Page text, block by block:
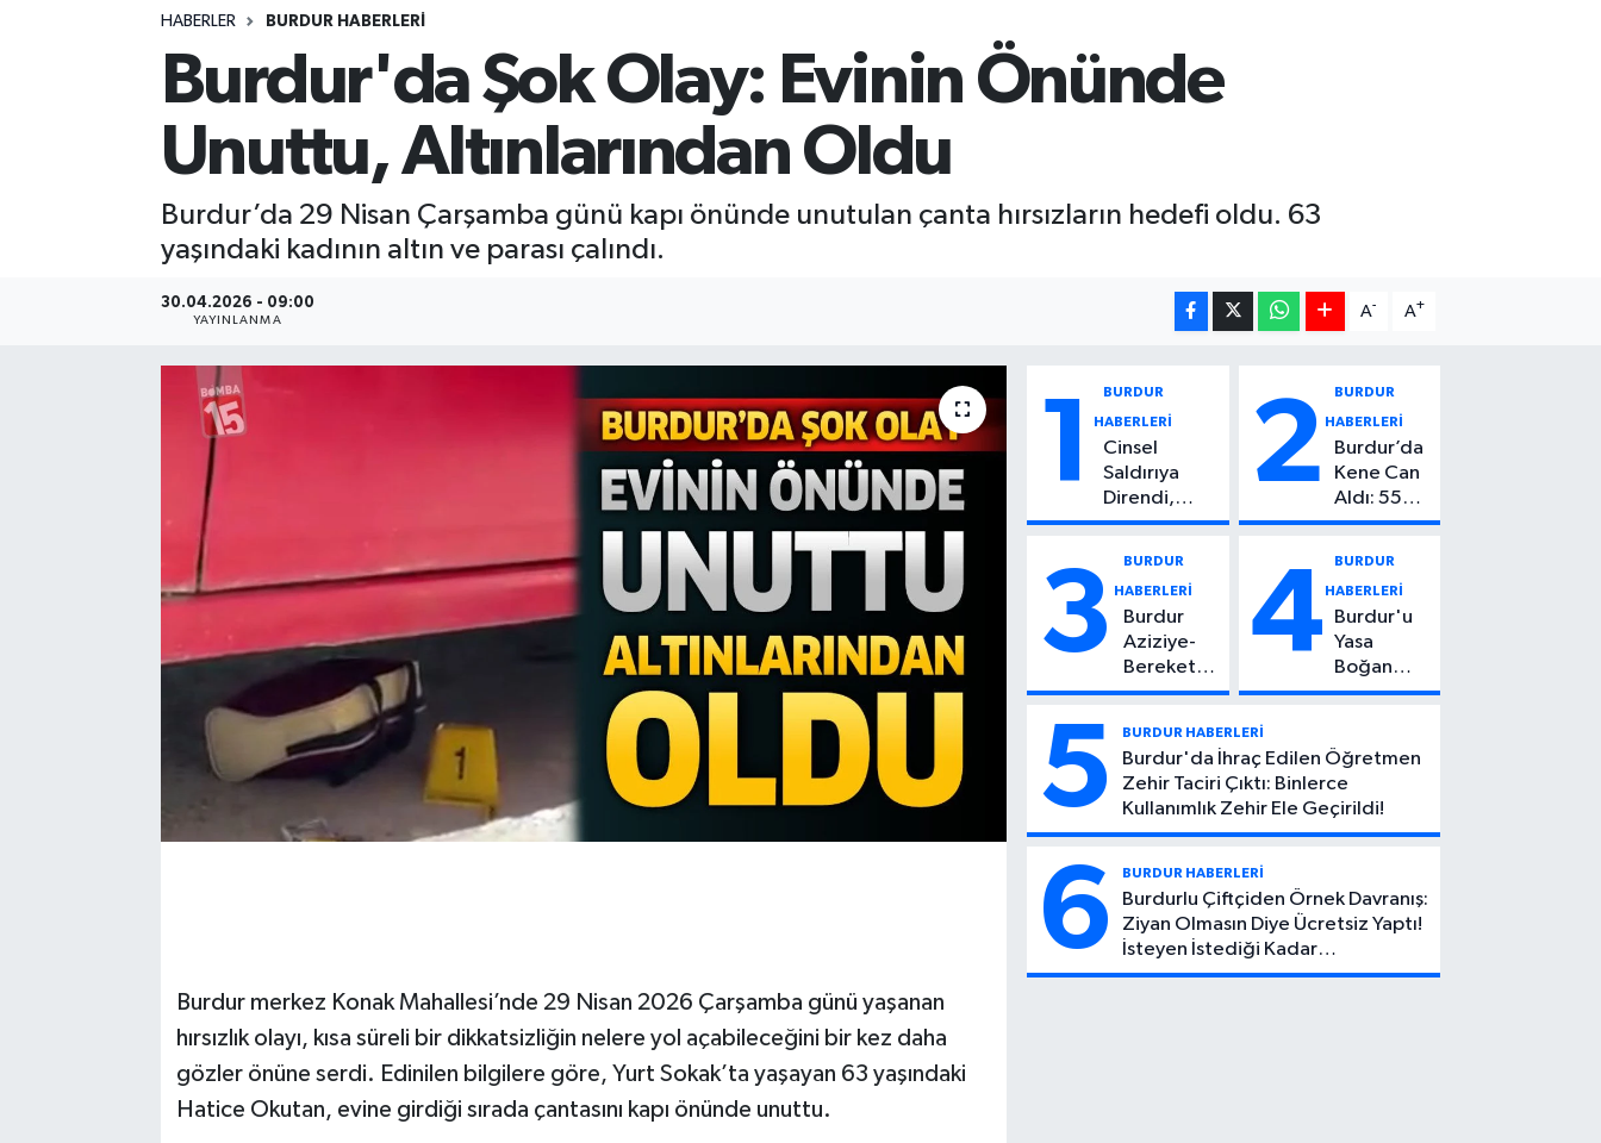
HABERLER BURDUR HABERLERİ
Burdur'da Şok Olay: Evinin Önünde
Unuttu, Altınlarından Oldu
Burdur’da 29 Nisan Çarşamba günü kapı önünde unutulan çanta hırsızların hedefi oldu. 63
yaşındaki kadının altın ve parası çalındı.
30.04.2026 - 09:00
YAYINLANMA
A- A+
Burdur merkez Konak Mahallesi’nde 29 Nisan 2026 Çarşamba günü yaşanan
hırsızlık olayı, kısa süreli bir dikkatsizliğin nelere yol açabileceğini bir kez daha
gözler önüne serdi. Edinilen bilgilere göre, Yurt Sokak’ta yaşayan 63 yaşındaki
Hatice Okutan, evine girdiği sırada çantasını kapı önünde unuttu.
1 BURDUR
HABERLERİ
Cinsel
Saldırıya
Direndi,
Başından
Çocuktan
Kötü Haber!
2 BURDUR
HABERLERİ
Burdur’da
Kene Can
Aldı: 55
Yaşındaki
Kaybetti
3 BURDUR
HABERLERİ
Burdur
Aziziye-
Bereket
Köyü
Feci Kaza:
1 Ölü, 2
Yaralı
4 BURDUR
HABERLERİ
Burdur'u
Yasa
Boğan
Ölüm:
Can Atıcı
Genç
Yaşta
Yaşamını
Yitirdi
5 BURDUR HABERLERİ
Burdur'da İhraç Edilen Öğretmen
Zehir Taciri Çıktı: Binlerce
Kullanımlık Zehir Ele Geçirildi!
6 BURDUR HABERLERİ
Burdurlu Çiftçiden Örnek Davranış:
Ziyan Olmasın Diye Ücretsiz Yaptı!
İsteyen İstediği Kadar
Toplayabilecek